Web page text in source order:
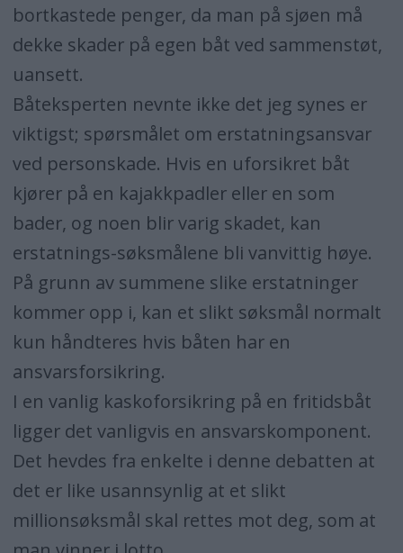
bortkastede penger, da man på sjøen må
dekke skader på egen båt ved sammenstøt,
uansett.
Båteksperten nevnte ikke det jeg synes er
viktigst; spørsmålet om erstatningsansvar
ved personskade. Hvis en uforsikret båt
kjører på en kajakkpadler eller en som
bader, og noen blir varig skadet, kan
erstatnings-søksmålene bli vanvittig høye.
På grunn av summene slike erstatninger
kommer opp i, kan et slikt søksmål normalt
kun håndteres hvis båten har en
ansvarsforsikring.
I en vanlig kaskoforsikring på en fritidsbåt
ligger det vanligvis en ansvarskomponent.
Det hevdes fra enkelte i denne debatten at
det er like usannsynlig at et slikt
millionsøksmål skal rettes mot deg, som at